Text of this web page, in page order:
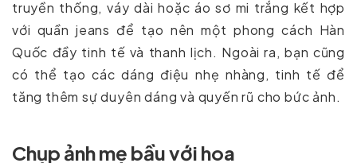
truyền thống, váy dài hoặc áo sơ mi trắng kết hợp
với quần jeans để tạo nên một phong cách Hàn
Quốc đầy tinh tế và thanh lịch. Ngoài ra, bạn cũng
có thể tạo các dáng điệu nhẹ nhàng, tinh tế để
tăng thêm sự duyên dáng và quyến rũ cho bức ảnh.
Chụp ảnh mẹ bầu với hoa